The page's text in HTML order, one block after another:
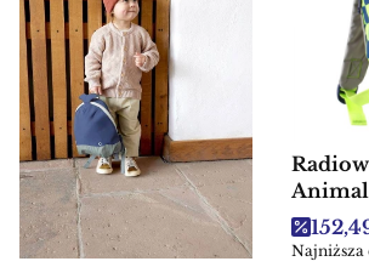
Animal
dlaCena
Najniższa